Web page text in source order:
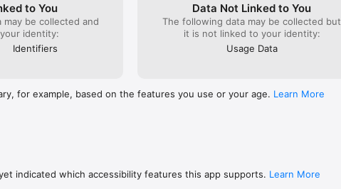
to You
be collected and
identity:
Identifiers
Data Not Linked to You
The following data may be collected but
it is not linked to your identity:
Usage Data
for example, based on the features you use or your age. Learn More
indicated which accessibility features this app supports. Learn More